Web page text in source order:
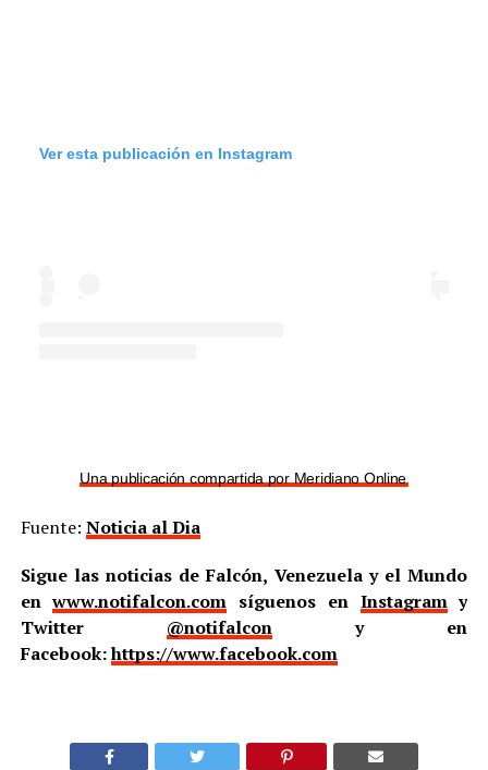
Ver esta publicación en Instagram
Una publicación compartida por Meridiano Online
Fuente: Noticia al Dia
Sigue las noticias de Falcón, Venezuela y el Mundo
enwww.notifalcon.com síguenos en Instagramy
Twitter @notifalcony en
Facebook:https://www.facebook.com